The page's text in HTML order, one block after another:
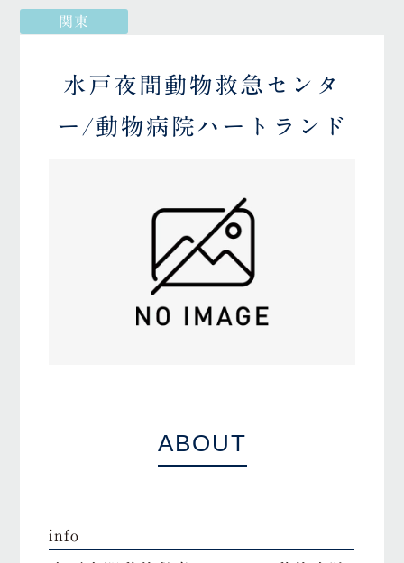
関東
水戸夜間動物救急センタ
ー/動物病院ハートランド
ABOUT
info